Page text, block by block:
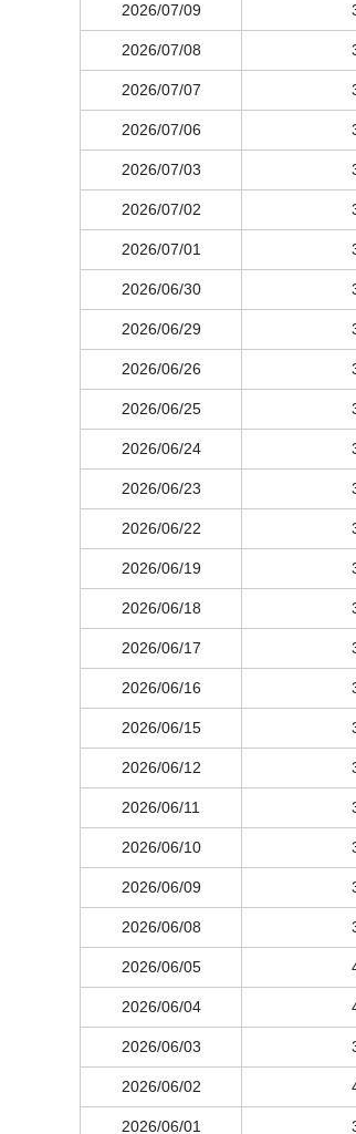
2026/07/09
2026/07/08
2026/07/07
2026/07/06
2026/07/03
2026/07/02
2026/07/01
2026/06/30
2026/06/29
2026/06/26
2026/06/25
2026/06/24
2026/06/23
2026/06/22
2026/06/19
2026/06/18
2026/06/17
2026/06/16
2026/06/15
2026/06/12
2026/06/11
2026/06/10
2026/06/09
2026/06/08
2026/06/05
2026/06/04
2026/06/03
2026/06/02
2026/06/01